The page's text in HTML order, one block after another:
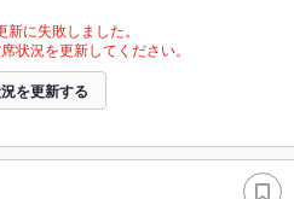
に失敗しました。
状況を更新してください。
を更新する